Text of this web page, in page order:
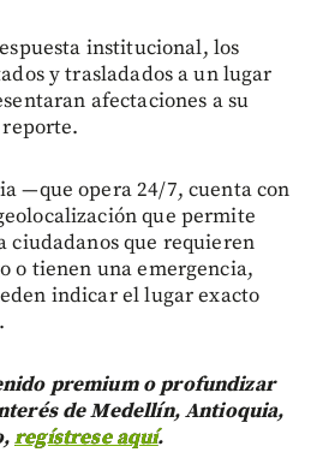
institucional, los
y trasladados a un lugar
afectaciones a su
—que opera 24/7, cuenta con
que permite
ciudadanos que requieren
o tienen una emergencia,
indicar el lugar exacto
premium o profundizar
de Medellín, Antioquia,
regístrese aquí.